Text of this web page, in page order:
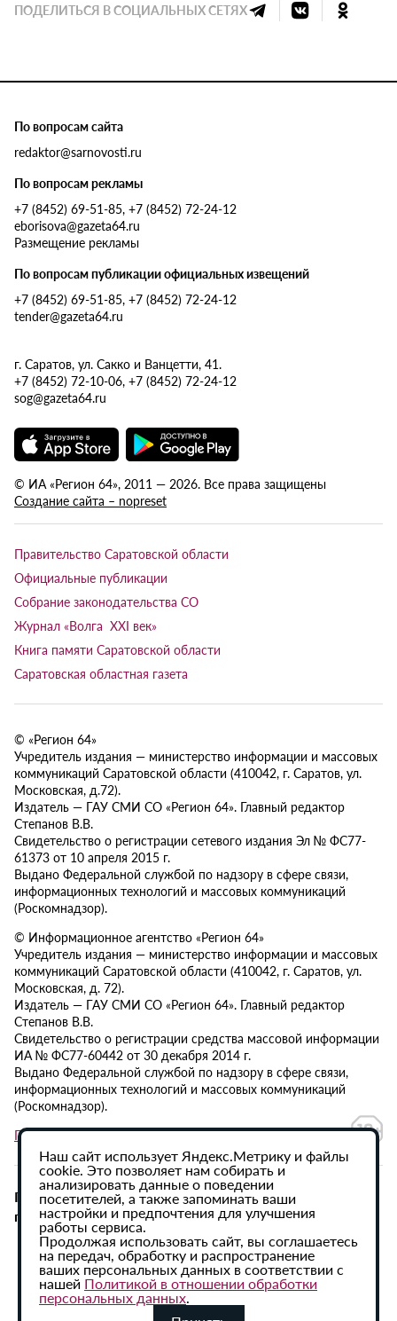
ПОДЕЛИТЬСЯ В СОЦИАЛЬНЫХ СЕТЯХ
По вопросам сайта
redaktor@sarnovosti.ru
По вопросам рекламы
+7 (8452) 69-51-85, +7 (8452) 72-24-12
eborisova@gazeta64.ru
Размещение рекламы
По вопросам публикации официальных извещений
+7 (8452) 69-51-85, +7 (8452) 72-24-12
tender@gazeta64.ru
г. Саратов, ул. Сакко и Ванцетти, 41.
+7 (8452) 72-10-06, +7 (8452) 72-24-12
sog@gazeta64.ru
© ИА «Регион 64», 2011 — 2026. Все права защищены
Создание сайта – nopreset
Правительство Саратовской области
Официальные публикации
Собрание законодательства СО
Журнал «Волга XXI век»
Книга памяти Саратовской области
Саратовская областная газета
© «Регион 64»
Учредитель издания — министерство информации и массовых
коммуникаций Саратовской области (410042, г. Саратов, ул.
Московская, д.72).
Издатель — ГАУ СМИ СО «Регион 64». Главный редактор
Степанов В.В.
Свидетельство о регистрации сетевого издания Эл № ФС77-
61373 от 10 апреля 2015 г.
Выдано Федеральной службой по надзору в сфере связи,
информационных технологий и массовых коммуникаций
(Роскомнадзор).
© Информационное агентство «Регион 64»
Учредитель издания — министерство информации и массовых
коммуникаций Саратовской области (410042, г. Саратов, ул.
Московская, д. 72).
Издатель — ГАУ СМИ СО «Регион 64». Главный редактор
Степанов В.В.
Свидетельство о регистрации средства массовой информации
ИА № ФС77-60442 от 30 декабря 2014 г.
Выдано Федеральной службой по надзору в сфере связи,
информационных технологий и массовых коммуникаций
(Роскомнадзор).
Политика в отношении обработки персональных данных
При использовании материалов сайта активная
гиперссылка на ИА «Регион 64» обязательна.
Наш сайт использует Яндекс.Метрику и файлы
cookie. Это позволяет нам собирать и
анализировать данные о поведении
посетителей, а также запоминать ваши
настройки и предпочтения для улучшения
работы сервиса.
Продолжая использовать сайт, вы соглашаетесь
на передач, обработку и распространение
ваших персональных данных в соответствии с
нашей Политикой в отношении обработки
персональных данных.